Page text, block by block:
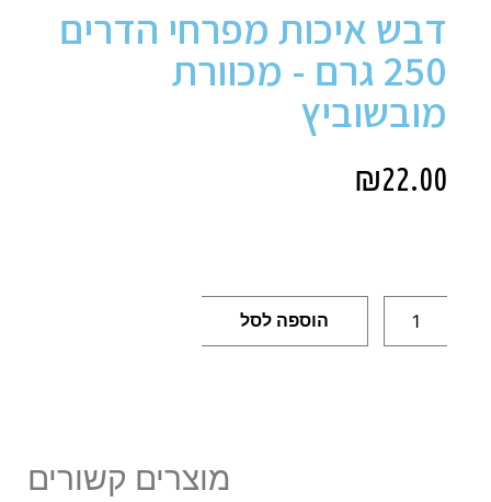
דבש איכות מפרחי הדרים
250 גרם - מכוורת
מובשוביץ
₪22.00
הוספה לסל
מוצרים קשורים